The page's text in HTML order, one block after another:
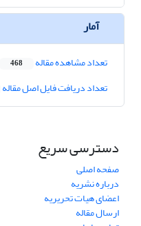
آمار
تعداد مشاهده مقاله 468
تعداد دریافت فایل اصل مقاله
دسترسی سریع
صفحه اصلی
درباره نشریه
اعضای هیات تحریریه
ارسال مقاله